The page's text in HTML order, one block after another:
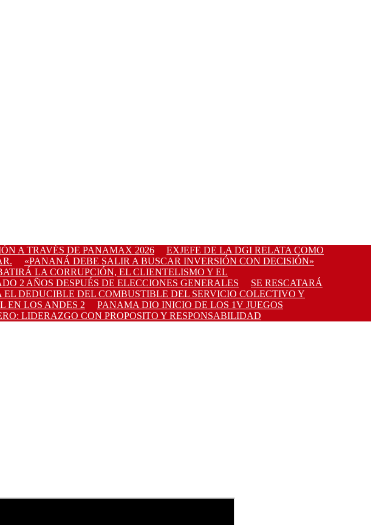
A TRAVÉS DE PANAMAX 2026
EXJEFE DE LA DGI RELATA COMO
«PANANÁ DEBE SALIR A BUSCAR INVERSIÓN CON DECISIÓN»
LA CORRUPCIÓN, EL CLIENTELISMO Y EL
2 AÑOS DESPUÉS DE ELECCIONES GENERALES
SE RESCATARÁ
EL DEDUCIBLE DEL COMBUSTIBLE DEL SERVICIO COLECTIVO Y
EN LOS ANDES 2
PANAMA DIO INICIO DE LOS 1V JUEGOS
LIDERAZGO CON PROPOSITO Y RESPONSABILIDAD